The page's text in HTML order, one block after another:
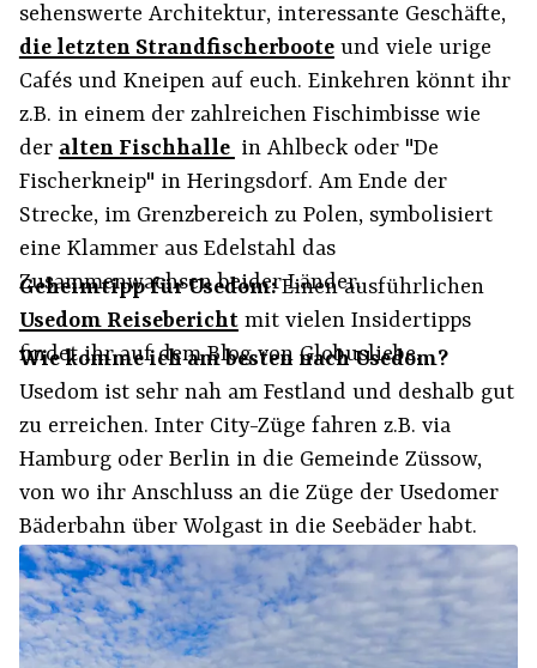
sehenswerte Architektur, interessante Geschäfte,
die letzten Strandfischerbooteund viele urige
Cafés und Kneipen auf euch. Einkehren könnt ihr
z.B. in einem der zahlreichen Fischimbisse wie
der alten Fischhalle in Ahlbeck oder "De
Fischerkneip" in Heringsdorf. Am Ende der
Strecke, im Grenzbereich zu Polen, symbolisiert
eine Klammer aus Edelstahl das
Zusammenwachsen beider Länder.
Geheimtipp für Usedom:Einen ausführlichen
Usedom Reiseberichtmit vielen Insidertipps
findet ihr auf dem Blog von Globusliebe.
Wie komme ich am besten nach Usedom?
Usedom ist sehr nah am Festland und deshalb gut
zu erreichen. Inter City-Züge fahren z.B. via
Hamburg oder Berlin in die Gemeinde Züssow,
von wo ihr Anschluss an die Züge der Usedomer
Bäderbahn über Wolgast in die Seebäder habt.